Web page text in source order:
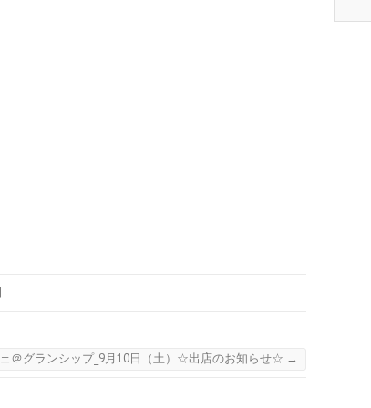
|
＠グランシップ_9月10日（土）☆出店のお知らせ☆ →